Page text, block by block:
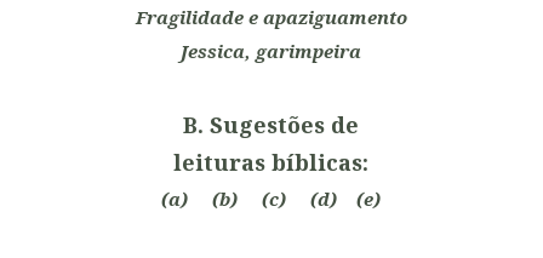
Fragilidade e apaziguamento
Jessica, garimpeira
B. Sugestões de
leituras bíblicas:
(a) (b) (c) (d) (e)